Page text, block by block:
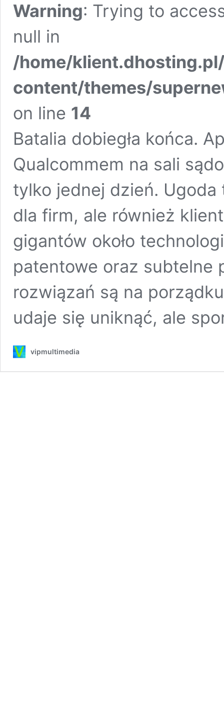
Warning: Trying to
null in
/home/
content/themes/
on line 14
Batalia dobiegła końca.
Qualcommem na sali
tylko jednej dzień.
dla firm, ale również
gigantów około
patentowe oraz subtelne
rozwiązań są na
udaje się uniknąć, ale
vipmultimedia